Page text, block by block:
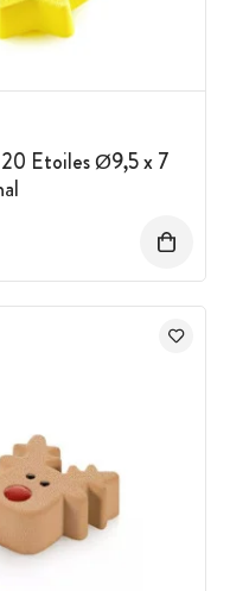
Etoiles Ø9,5 x 7